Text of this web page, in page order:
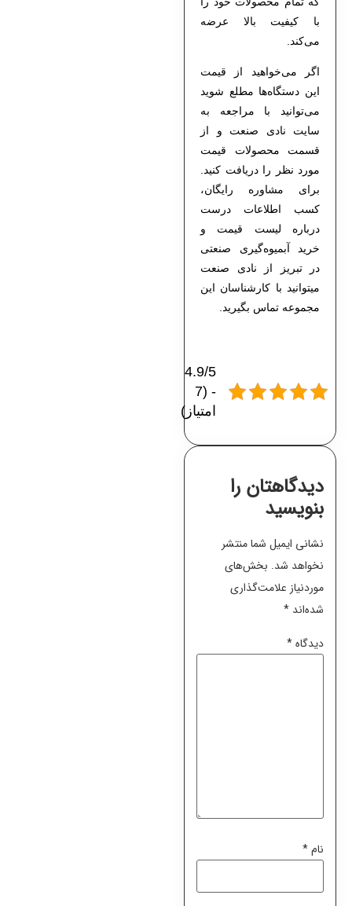
با کیفیت بالا عرضه
می‌کند.
اگر می‌خواهید از قیمت
این دستگاه‌ها مطلع شوید
می‌توانید با مراجعه به
سایت نادی صنعت و از
قسمت محصولات قیمت
مورد نظر را دریافت کنید.
برای مشاوره رایگان،
کسب اطلاعات درست
درباره لیست قیمت و
خرید آبمیوه‌گیری صنعتی
در تبریز از نادی صنعت
میتوانید با کارشناسان این
مجموعه تماس بگیرید.
4.9/5
- (7
امتیاز)
دیدگاهتان را
بنویسید
نشانی ایمیل شما منتشر
نخواهد شد. بخش‌های
موردنیاز علامت‌گذاری
شده‌اند *
دیدگاه*
نام*